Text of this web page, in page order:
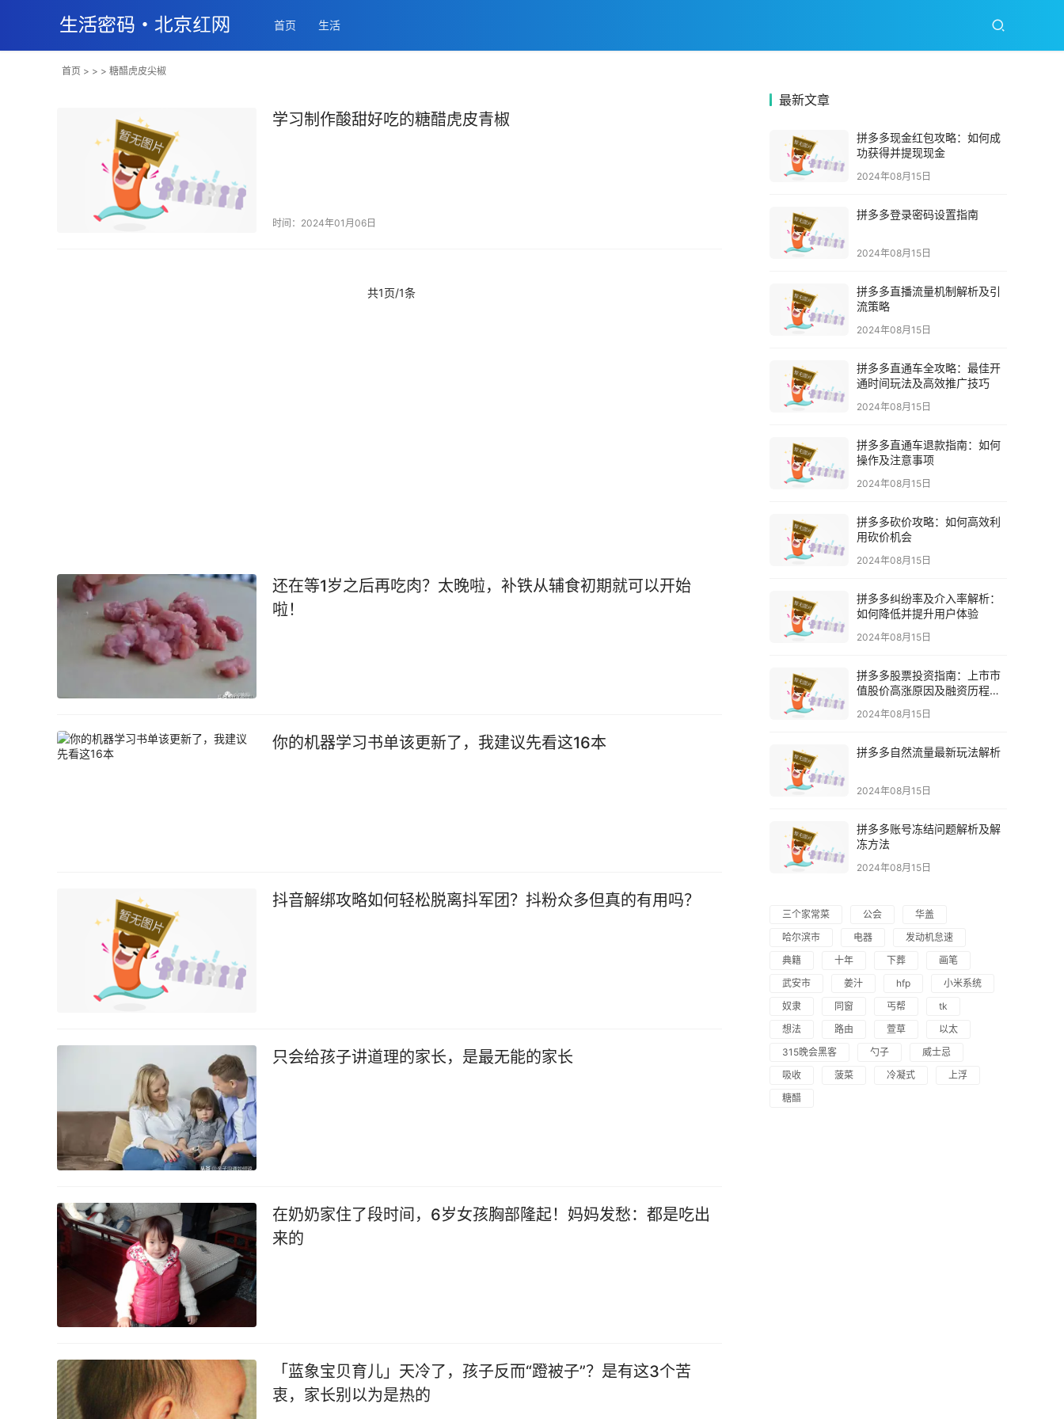
首页 生活
首页 > > > 糖醋虎皮尖椒
学习制作酸甜好吃的糖醋虎皮青椒
时间：2024年01月06日
共1页/1条
还在等1岁之后再吃肉？太晚啦，补铁从辅食初期就可以开始
啦！
你的机器学习书单该更新了，我建议先看这16本
抖音解绑攻略如何轻松脱离抖军团？抖粉众多但真的有用吗？
只会给孩子讲道理的家长，是最无能的家长
在奶奶家住了段时间，6岁女孩胸部隆起！妈妈发愁：都是吃出
来的
「蓝象宝贝育儿」天冷了，孩子反而“蹬被子”？是有这3个苦
衷，家长别以为是热的
最新文章
拼多多现金红包攻略：如何成
功获得并提现现金
2024年08月15日
拼多多登录密码设置指南
2024年08月15日
拼多多直播流量机制解析及引
流策略
2024年08月15日
拼多多直通车全攻略：最佳开
通时间玩法及高效推广技巧
2024年08月15日
拼多多直通车退款指南：如何
操作及注意事项
2024年08月15日
拼多多砍价攻略：如何高效利
用砍价机会
2024年08月15日
拼多多纠纷率及介入率解析：
如何降低并提升用户体验
2024年08月15日
拼多多股票投资指南：上市市
值股价高涨原因及融资历程解
2024年08月15日
拼多多自然流量最新玩法解析
2024年08月15日
拼多多账号冻结问题解析及解
冻方法
2024年08月15日
三个家常菜 公会
华盖
哈尔滨市
电器
发动机怠速
典籍
十年 下葬
画笔
武安市
姜汁 hfp
小米系统
奴隶
同窗 丐帮
tk
想法
路由 萱草
以太
315晚会黑客
勺子
威士忌
吸收
菠菜 冷凝式
上浮
糖醋